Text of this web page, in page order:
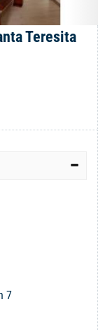
Teresita
7